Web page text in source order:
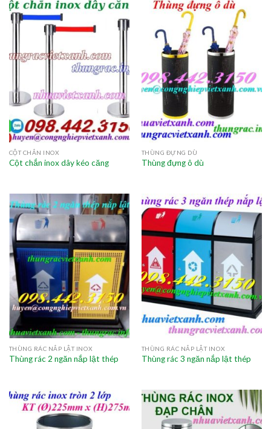
CỘT CHẮN INOX
Cột chắn inox dây kéo căng
THÙNG ĐỰNG DÙ
Thùng đựng ô dù
THÙNG RÁC NẮP LẬT INOX
Thùng rác 2 ngăn nắp lật thép
THÙNG RÁC NẮP LẬT INOX
Thùng rác 3 ngăn nắp lật thép